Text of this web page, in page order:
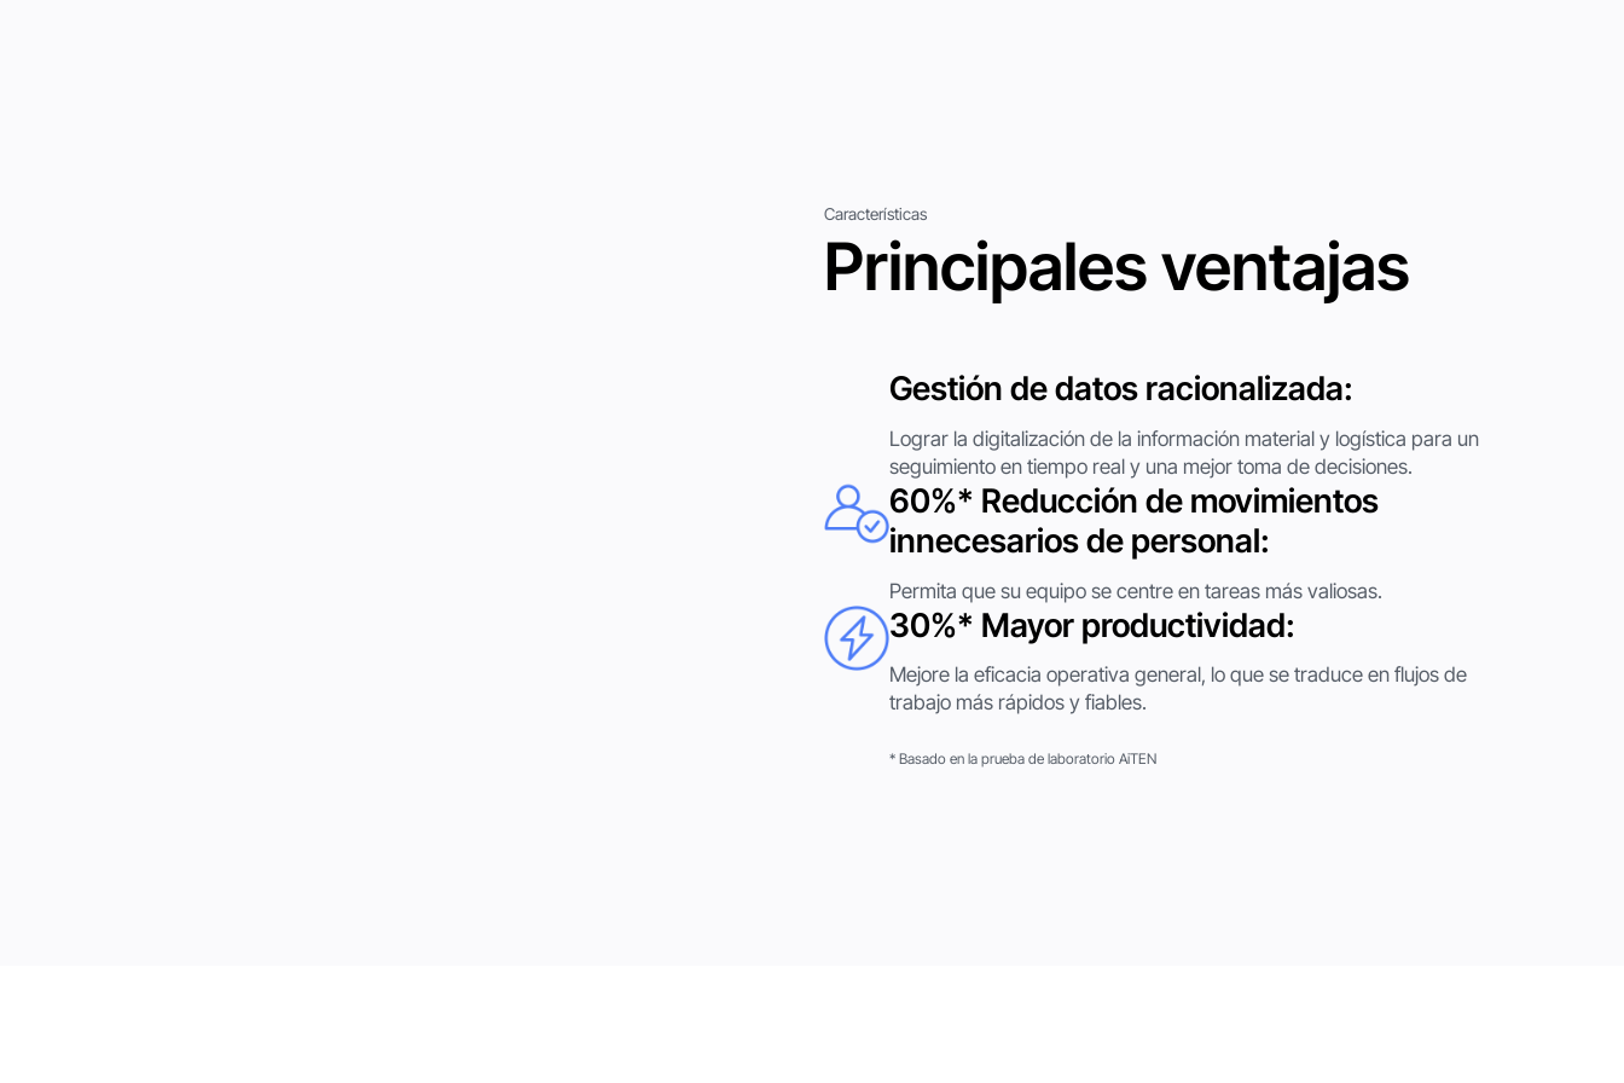
Características
Principales ventajas
Gestión de datos racionalizada:‍
Lograr la digitalización de la información material y logística para un
seguimiento en tiempo real y una mejor toma de decisiones.
60%* Reducción de movimientos
innecesarios de personal:
Permita que su equipo se centre en tareas más valiosas.
30%* Mayor productividad:
Mejore la eficacia operativa general, lo que se traduce en flujos de
trabajo más rápidos y fiables.
* Basado en la prueba de laboratorio AiTEN